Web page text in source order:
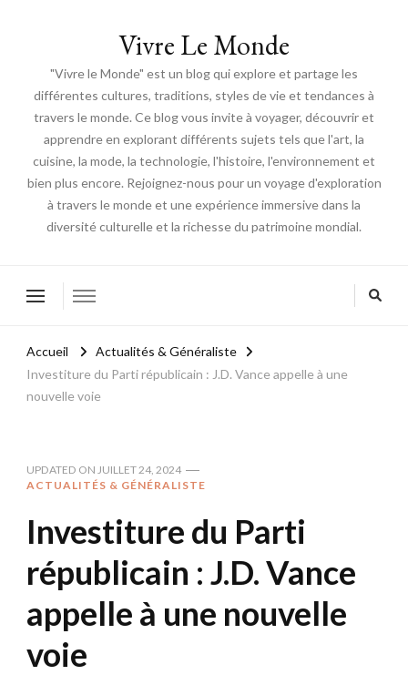
Vivre Le Monde
"Vivre le Monde" est un blog qui explore et partage les
différentes cultures, traditions, styles de vie et tendances à
travers le monde. Ce blog vous invite à voyager, découvrir et
apprendre en explorant différents sujets tels que l'art, la
cuisine, la mode, la technologie, l'histoire, l'environnement et
bien plus encore. Rejoignez-nous pour un voyage d'exploration
à travers le monde et une expérience immersive dans la
diversité culturelle et la richesse du patrimoine mondial.
Accueil
Actualités & Généraliste
Investiture du Parti républicain : J.D. Vance appelle à une
nouvelle voie
UPDATED ON JUILLET 24, 2024
ACTUALITÉS & GÉNÉRALISTE
Investiture du Parti
républicain : J.D. Vance
appelle à une nouvelle
voie